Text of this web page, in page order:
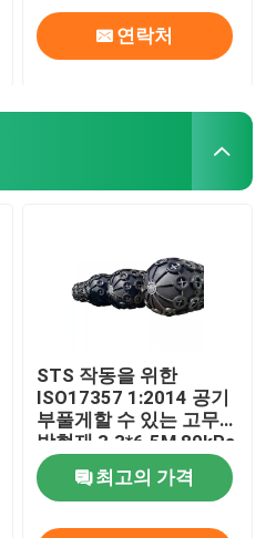
연락처
STS 작동을 위한
ISO17357 1:2014 공기
부풀게할 수 있는 고무
방현재 3.3*6.5M 80kPa
최고의 가격